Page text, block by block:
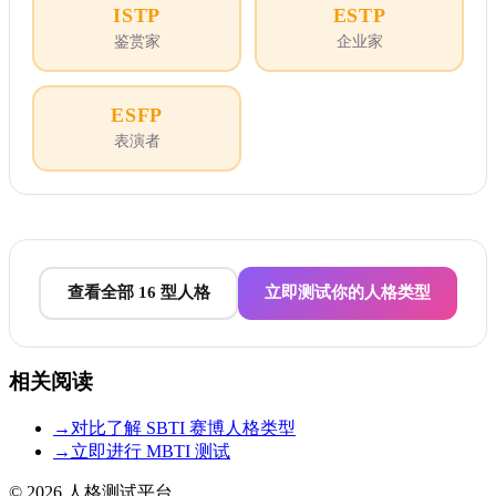
ISTP
鉴赏家
ESTP
企业家
ESFP
表演者
查看全部 16 型人格 立即测试你的人格类型
相关阅读
→ 对比了解 SBTI 赛博人格类型
→ 立即进行 MBTI 测试
© 2026 人格测试平台